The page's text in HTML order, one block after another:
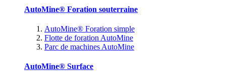
AutoMine® Foration souterraine
AutoMine® Foration simple
Flotte de foration AutoMine
Parc de machines AutoMine
AutoMine® Surface